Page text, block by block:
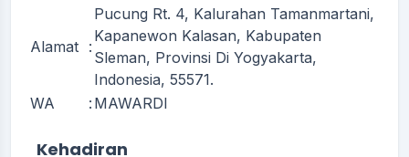
Alamat :
Pucung Rt. 4, Kalurahan Tamanmartani,
Kapanewon Kalasan, Kabupaten
Sleman, Provinsi Di Yogyakarta,
Indonesia, 55571.
WA
: MAWARDI
Kehadiran